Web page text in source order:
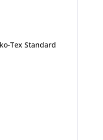
Tex Standard